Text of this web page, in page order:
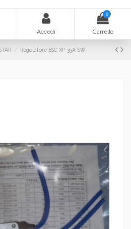
Accedi
0
Carrello
Regolatore ESC XP-35A-SW